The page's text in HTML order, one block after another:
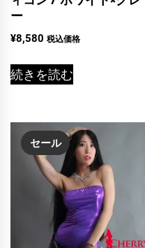
ー
¥8,580 税込価格
続きを読む
セール